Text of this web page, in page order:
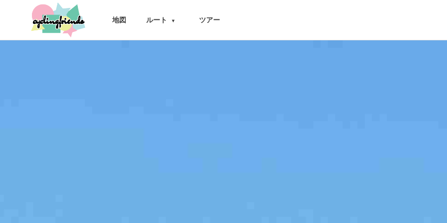
cyclingfriends 地図 ルート ▾ ツアー